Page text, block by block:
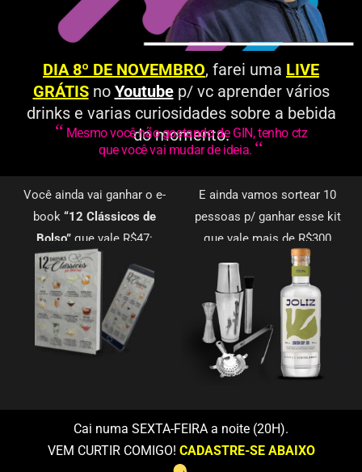
DIA 8º DE NOVEMBRO, farei uma LIVE
GRÁTISno Youtubep/ vc aprender vários
drinks e varias curiosidades sobre a bebida
do momento.
“ Mesmo você não gostando de GIN, tenho ctz
que você vai mudar de ideia. “
Você ainda vai ganhar o e-
book “12 Clássicos de
Bolso” que vale R$47:
E ainda vamos sortear 10
pessoas p/ ganhar esse kit
que vale mais de R$300
Cai numa SEXTA-FEIRA a noite (20H).
VEM CURTIR COMIGO! CADASTRE-SE ABAIXO